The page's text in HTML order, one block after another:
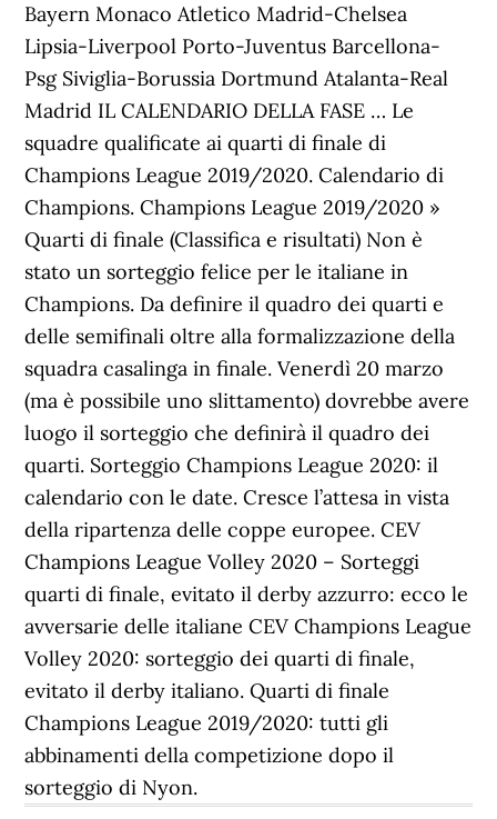
Bayern Monaco Atletico Madrid-Chelsea
Lipsia-Liverpool Porto-Juventus Barcellona-
Psg Siviglia-Borussia Dortmund Atalanta-Real
Madrid IL CALENDARIO DELLA FASE … Le
squadre qualificate ai quarti di finale di
Champions League 2019/2020. Calendario di
Champions. Champions League 2019/2020 »
Quarti di finale (Classifica e risultati) Non è
stato un sorteggio felice per le italiane in
Champions. Da definire il quadro dei quarti e
delle semifinali oltre alla formalizzazione della
squadra casalinga in finale. Venerdì 20 marzo
(ma è possibile uno slittamento) dovrebbe avere
luogo il sorteggio che definirà il quadro dei
quarti. Sorteggio Champions League 2020: il
calendario con le date. Cresce l’attesa in vista
della ripartenza delle coppe europee. CEV
Champions League Volley 2020 – Sorteggi
quarti di finale, evitato il derby azzurro: ecco le
avversarie delle italiane CEV Champions League
Volley 2020: sorteggio dei quarti di finale,
evitato il derby italiano. Quarti di finale
Champions League 2019/2020: tutti gli
abbinamenti della competizione dopo il
sorteggio di Nyon.